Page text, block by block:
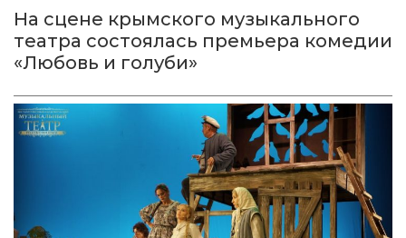
На сцене крымского музыкального
театра состоялась премьера комедии
«Любовь и голуби»